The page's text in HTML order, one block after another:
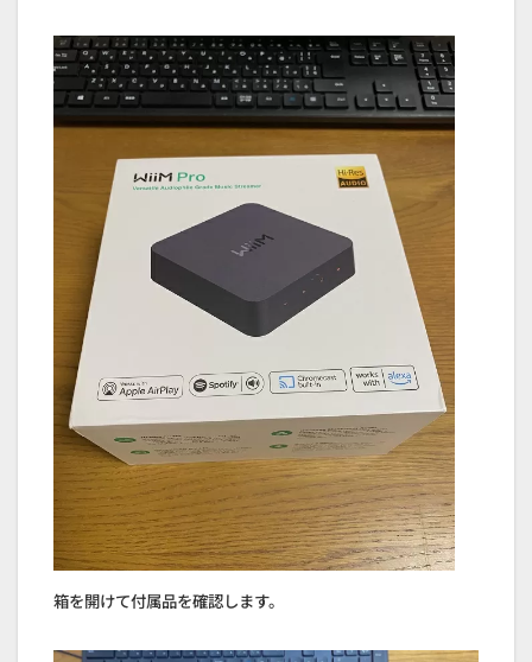
箱を開けて付属品を確認します。